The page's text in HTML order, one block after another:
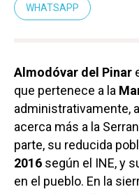
WHATSAPP
Almodóvar del Pinar
que pertenece a la
administrativamente,
acerca más a la
parte, su reducida
2016 según el INE, y
en el pueblo. En la